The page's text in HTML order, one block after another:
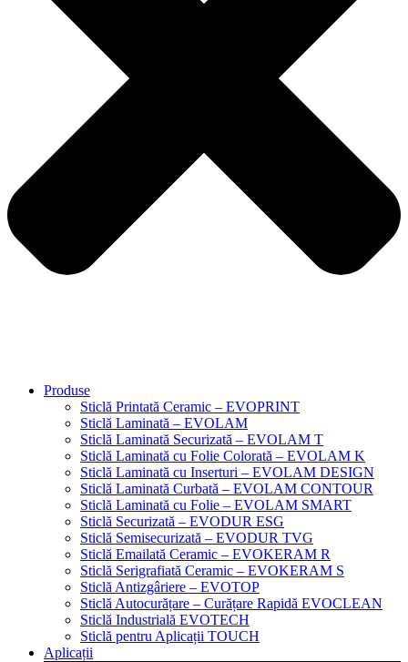
Produse
Sticlă Printată Ceramic – EVOPRINT
Sticlă Laminată – EVOLAM
Sticlă Laminată Securizată – EVOLAM T
Sticlă Laminată cu Folie Colorată – EVOLAM K
Sticlă Laminată cu Inserturi – EVOLAM DESIGN
Sticlă Laminată Curbată – EVOLAM CONTOUR
Sticlă Laminată cu Folie – EVOLAM SMART
Sticlă Securizată – EVODUR ESG
Sticlă Semisecurizată – EVODUR TVG
Sticlă Emailată Ceramic – EVOKERAM R
Sticlă Serigrafiată Ceramic – EVOKERAM S
Sticlă Antizgâriere – EVOTOP
Sticlă Autocurățare – Curățare Rapidă EVOCLEAN
Sticlă Industrială EVOTECH
Sticlă pentru Aplicații TOUCH
Aplicații